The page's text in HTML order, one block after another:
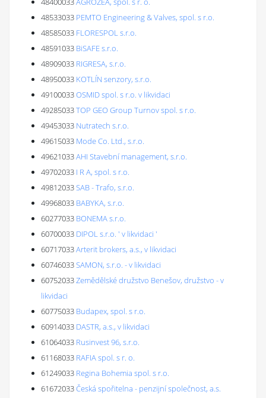
48533033 PEMTO Engineering & Valves, spol. s r.o.
48585033 FLORESPOL s.r.o.
48591033 BiSAFE s.r.o.
48909033 RIGRESA, s.r.o.
48950033 KOTLÍN senzory, s.r.o.
49100033OSMID spol. s r.o. v likvidaci
49285033TOP GEO Group Turnov spol. s r.o.
49453033 Nutratech s.r.o.
49615033 Mode Co. Ltd., s.r.o.
49621033AHI Stavební management, s.r.o.
49702033 I R A, spol. s r.o.
49812033SAB - Trafo, s.r.o.
49968033 BABYKA, s.r.o.
60277033 BONEMA s.r.o.
60700033 DIPOL s.r.o. ' v likvidaci '
60717033Arterit brokers, a.s., v likvidaci
60746033SAMON, s.r.o. - v likvidaci
60752033Zemědělské družstvo Benešov, družstvo - v
likvidaci
60775033 Budapex, spol. s r.o.
60914033 DASTR, a.s., v likvidaci
61064033 Rusinvest 96, s.r.o.
61168033 RAFIA spol. s r. o.
61249033 Regina Bohemia spol. s r.o.
61672033Česká spořitelna - penzijní společnost, a.s.